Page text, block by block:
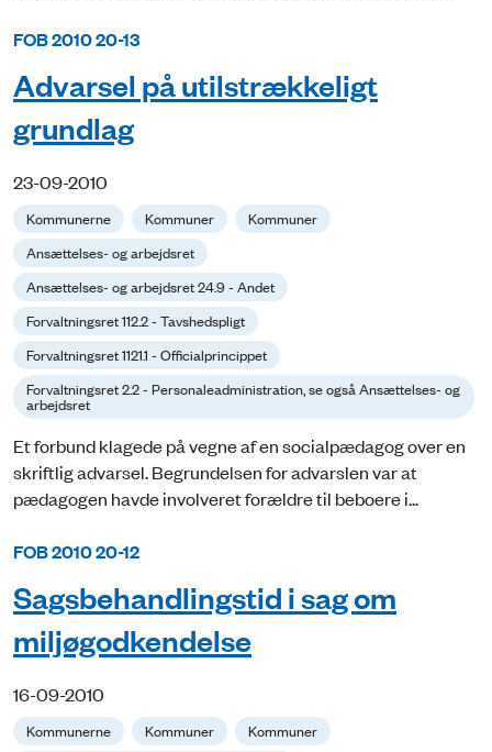
FOB 2010 20-13
Advarsel på utilstrækkeligt
grundlag
23-09-2010
Kommunerne Kommuner
Kommuner
Ansættelses- og arbejdsret
Ansættelses- og arbejdsret 24.9 - Andet
Forvaltningsret 112.2 - Tavshedspligt
Forvaltningsret 1121.1 - Officialprincippet
Forvaltningsret 2.2 - Personaleadministration, se også Ansættelses- og
arbejdsret
Et forbund klagede på vegne af en socialpædagog over en
skriftlig advarsel. Begrundelsen for advarslen var at
pædagogen havde involveret forældre til beboere i...
FOB 2010 20-12
Sagsbehandlingstid i sag om
miljøgodkendelse
16-09-2010
Kommunerne Kommuner
Kommuner